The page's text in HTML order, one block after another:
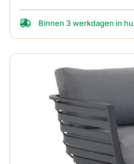
Binnen 3 werkdagen in